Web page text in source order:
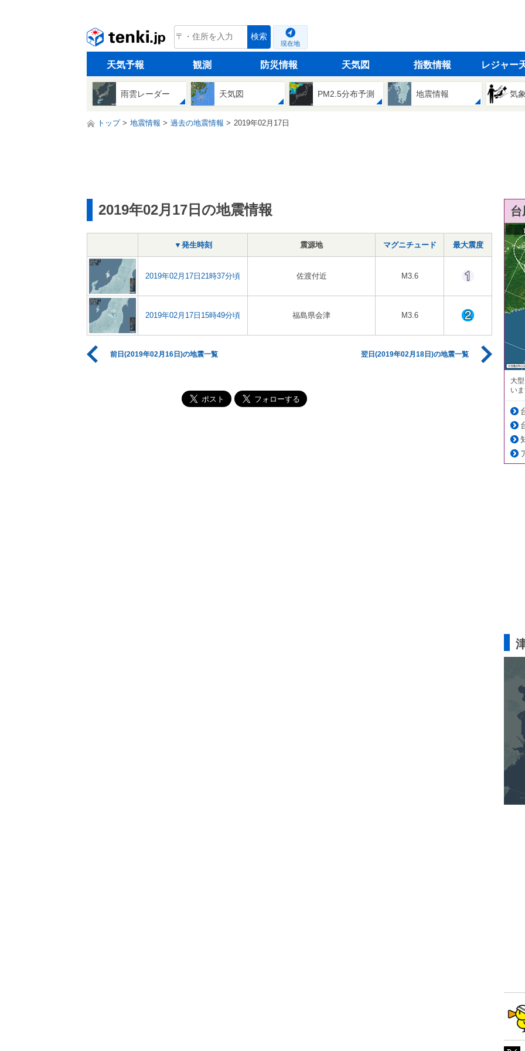
tenki.jp 検索
現在地
天気予報 観測 防災情報 天気図 指数情報 レジャー
雨雲レーダー 天気図 PM2.5分布予測 地震情報 気
トップ 地震情報 過去の地震情報 2019年02月17日
2019年02月17日の地震情報
▼発生時刻 震源地 マグニチュード 最大震度
2019年02月17日21時37分頃 佐渡付近 M3.6
2019年02月17日15時49分頃 福島県会津 M3.6
前日(2019年02月16日)の地震一覧 翌日(2019年02月18日)の地震一覧
大
い